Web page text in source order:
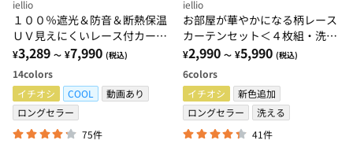
iellio
１００％遮光＆防音＆断熱保温
ＵＶ見えにくいレース付カーテ
ンセット＜４枚組・遮光１級・
無地・洗える・形状記憶＞
¥3,289 ～ ¥7,990 (税込)
14colors
イチオシ
COOL
動画あり
ロングセラー
75件
iellio
お部屋が華やかになる柄レース
カーテンセット＜４枚組・洗え
る・３級遮光・新生活・一人暮
らし・引っ越し・模様替え＞
¥2,990 ～ ¥5,990 (税込)
6colors
イチオシ
新色追加
ロングセラー
洗える
41件